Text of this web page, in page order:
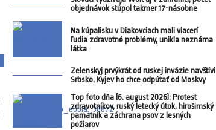
objednávok stúpol takmer 17-násobne
Na kúpalisku v Diakovciach mali viacerí
ľudia zdravotné problémy, unikla neznáma
látka
Zelenskyj prvýkrát od ruskej invázie navštívi
Srbsko, Kyjev ho chce odpútať od Moskvy
Top foto dňa (6. august 2026): Protest
zdravotníkov, ruský letecký útok, hirošimský
pamätník a záchrana psov z lesných
požiarov